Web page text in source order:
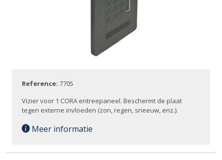
Reference: 7705
Vizier voor 1 CORA entreepaneel. Beschermt de plaat
tegen externe invloeden (zon, regen, sneeuw, enz.).
Meer informatie